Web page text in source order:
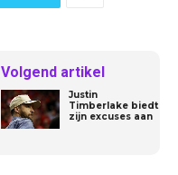
Volgend artikel
Justin
Timberlake biedt
zijn excuses aan